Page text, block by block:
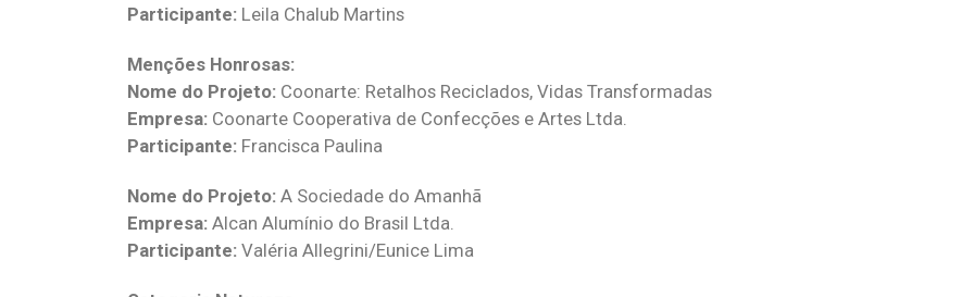
Participante: Leila Chalub Martins
Menções Honrosas:
Nome do Projeto: Coonarte: Retalhos Reciclados, Vidas Transformadas
Empresa: Coonarte Cooperativa de Confecções e Artes Ltda.
Participante: Francisca Paulina
Nome do Projeto: A Sociedade do Amanhã
Empresa: Alcan Alumínio do Brasil Ltda.
Participante: Valéria Allegrini/Eunice Lima